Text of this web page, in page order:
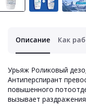
Описание Как
Урьяж Роликовый
Антиперспирант
повышенного
вызывает